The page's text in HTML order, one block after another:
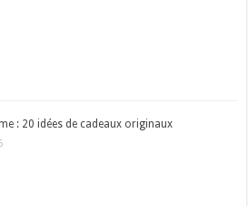
: 20 idées de cadeaux originaux